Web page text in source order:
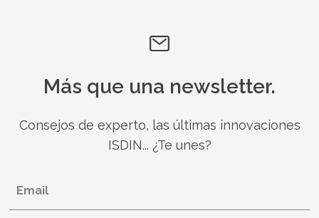
Más que una newsletter.
Consejos de experto, las últimas innovaciones
ISDIN... ¿Te unes?
Email